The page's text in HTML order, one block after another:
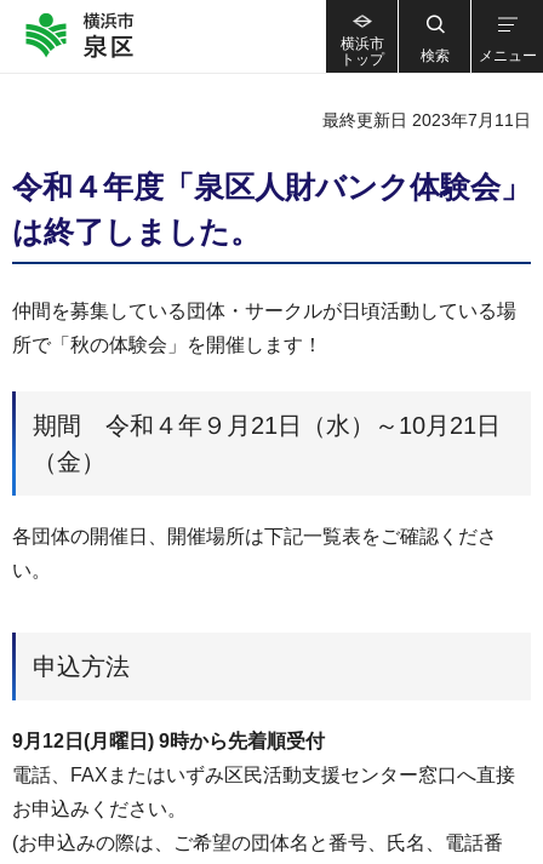
横浜市
トップ
検索 メニュー
最終更新日 2023年7月11日
令和４年度「泉区人財バンク体験会」
は終了しました。
仲間を募集している団体・サークルが日頃活動している場
所で「秋の体験会」を開催します！
期間 令和４年９月21日（水）～10月21日
（金）
各団体の開催日、開催場所は下記一覧表をご確認くださ
い。
申込方法
9月12日(月曜日) 9時から先着順受付
電話、FAXまたはいずみ区民活動支援センター窓口へ直接
お申込みください。
(お申込みの際は、ご希望の団体名と番号、氏名、電話番